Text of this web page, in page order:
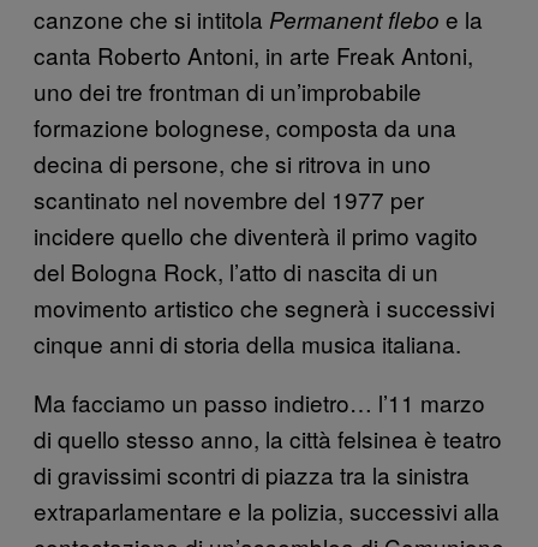
canzone che si intitola Permanent flebo e la
canta Roberto Antoni, in arte Freak Antoni,
uno dei tre frontman di un’improbabile
formazione bolognese, composta da una
decina di persone, che si ritrova in uno
scantinato nel novembre del 1977 per
incidere quello che diventerà il primo vagito
del Bologna Rock, l’atto di nascita di un
movimento artistico che segnerà i successivi
cinque anni di storia della musica italiana.
Ma facciamo un passo indietro… l’11 marzo
di quello stesso anno, la città felsinea è teatro
di gravissimi scontri di piazza tra la sinistra
extraparlamentare e la polizia, successivi alla